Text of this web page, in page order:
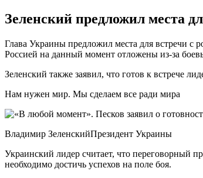
Зеленский предложил места
Глава Украины предложил места для встречи
Россией на данный момент отложены из-за
Зеленский также заявил, что готов к встрече
Нам нужен мир. Мы сделаем все ради мира
Владимир ЗеленскийПрезидент Украины
Украинский лидер считает, что переговорный
необходимо достичь успехов на поле боя.